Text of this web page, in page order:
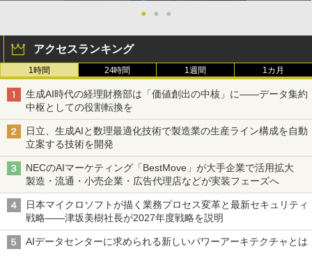
●
● ●
アクセスランキング
1時間 24時間 1週間 1カ月
生成AI時代の経理財務部は「価値創出の中核」に――データ集約
中枢としての役割転換を
日立、生成AIと数理最適化技術で製造業の生産ライン構成を自動
立案する技術を開発
NECのAIマーケティング「BestMove」が大手企業で活用拡大
製造・流通・小売企業・広告代理店などが実装フェーズへ
日本マイクロソフトが描く業務プロセス変革と最新セキュリティ
戦略――津坂美樹社長が2027年度戦略を説明
AIデータセンターに求められる新しいパワーアーキテクチャとは